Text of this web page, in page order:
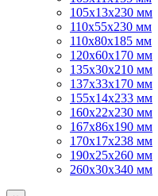
105х13х230 мм
110х55х230 мм
110х80х185 мм
120х60х170 мм
135х30х210 мм
137х33х170 мм
155х14х233 мм
160х22х230 мм
167х86х190 мм
170х17х238 мм
190х25х260 мм
260х30х340 мм